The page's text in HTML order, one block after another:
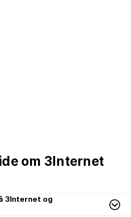
om 3Internet
3Internet og